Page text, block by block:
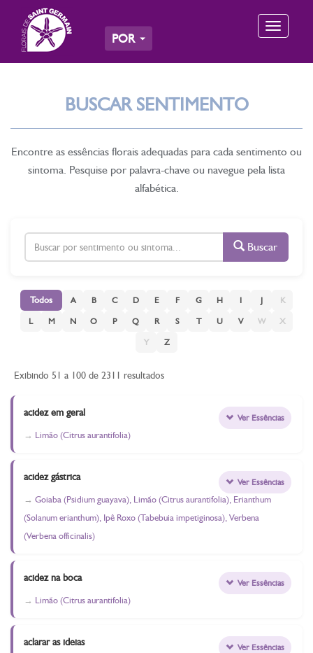
Toggle
POR
BUSCAR SENTIMENTO
Encontre as essências florais adequadas para cada sentimento ou
sintoma. Pesquise por palavra-chave ou navegue pela lista
alfabética.
Buscar
Todos A B C D E F G H I J K
L M N O P Q R S T U V W X
Y Z
Exibindo 51 a 100 de 2311 resultados
acidez em geral
Limão (Citrus aurantifolia)
Ver Essências
acidez gástrica
Goiaba (Psidium guayava), Limão (Citrus aurantifolia), Erianthum
(Solanum erianthum), Ipê Roxo (Tabebuia impetiginosa), Verbena
(Verbena officinalis)
Ver Essências
acidez na boca
Limão (Citrus aurantifolia)
Ver Essências
aclarar as ideias Ver Essências